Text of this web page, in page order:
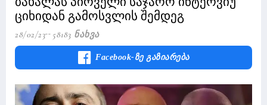
ციხიდან გამოსვლის შემდეგ
28/02/23 58183 Ნახვა
Facebook-Ზე Გაზიარება